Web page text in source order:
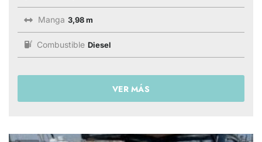
Manga 3,98 m
Combustible Diesel
VER MÁS